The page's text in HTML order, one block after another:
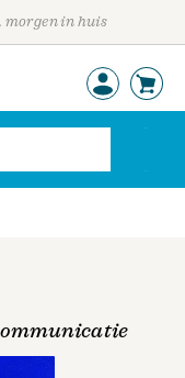
morgen in huis